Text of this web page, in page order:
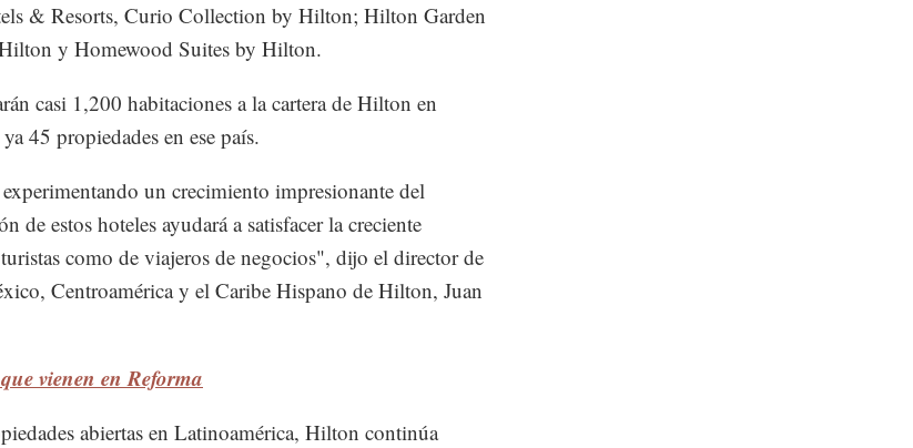
& Resorts, Curio Collection by Hilton; Hilton Garden
y Homewood Suites by Hilton.
casi 1,200 habitaciones a la cartera de Hilton en
45 propiedades en ese país.
un crecimiento impresionante del
de estos hoteles ayudará a satisfacer la creciente
como de viajeros de negocios", dijo el director de
Centroamérica y el Caribe Hispano de Hilton, Juan
vienen en Reforma
abiertas en Latinoamérica, Hilton continúa